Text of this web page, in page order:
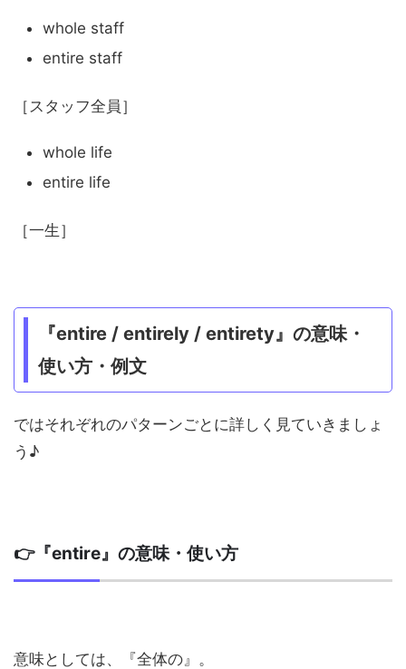
whole staff
entire staff
［スタッフ全員］
whole life
entire life
［一生］
『entire / entirely / entirety』の意味・
使い方・例文
ではそれぞれのパターンごとに詳しく見ていきましょ
う♪
👉『entire』の意味・使い方
意味としては、『全体の』。